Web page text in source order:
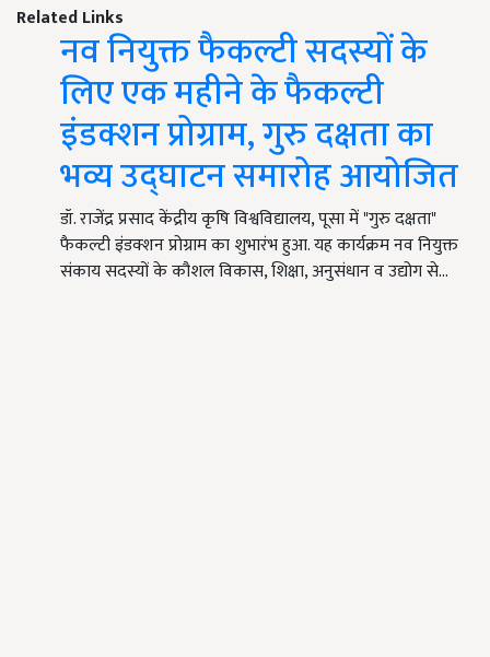
Related Links
नव नियुक्त फैकल्टी सदस्यों के
लिए एक महीने के फैकल्टी
इंडक्शन प्रोग्राम, गुरु दक्षता का
भव्य उद्घाटन समारोह आयोजित
डॉ. राजेंद्र प्रसाद केंद्रीय कृषि विश्वविद्यालय, पूसा में "गुरु दक्षता"
फैकल्टी इंडक्शन प्रोग्राम का शुभारंभ हुआ. यह कार्यक्रम नव नियुक्त
संकाय सदस्यों के कौशल विकास, शिक्षा, अनुसंधान व उद्योग से…